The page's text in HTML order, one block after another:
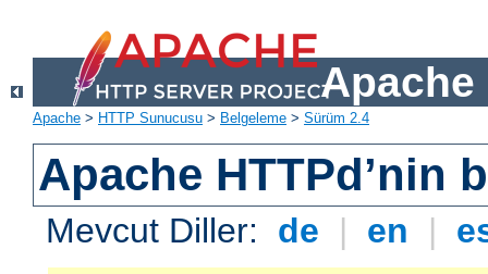
Apache
Apache > HTTP Sunucusu > Belgeleme > Sürüm 2.4
Apache HTTPd’nin
Mevcut Diller: de | en |